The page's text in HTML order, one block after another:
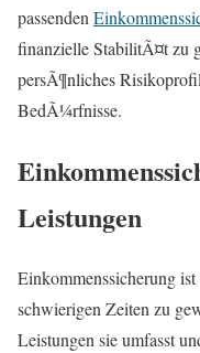
passenden
finanzielle StabilitÃ¤t zu
persÃ¶nliches
BedÃ¼rfnisse.
Leistungen
Einkommenssicherung
schwierigen Zeiten zu
Leistungen sie umfasst